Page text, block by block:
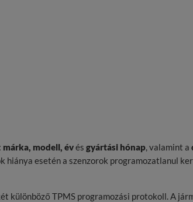
márka, modell, évés gyártási hónap, valamint a
esetén a szenzorok programozatlanul
különböző TPMS programozási protokoll. A